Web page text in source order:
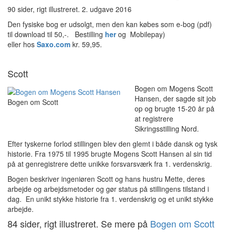
90 sider, rigt illustreret. 2. udgave 2016
Den fysiske bog er udsolgt, men den kan købes som e-bog (pdf)
til download til 50,-. Bestilling herog Mobilepay)
eller hos Saxo.com kr. 59,95.
Scott
Bogen om Scott
Bogen om Mogens Scott
Hansen, der sagde sit job
op og brugte 15-20 år på
at registrere
Sikringsstilling Nord.
Efter tyskerne forlod stillingen blev den glemt i både dansk og tysk
historie. Fra 1975 til 1995 brugte Mogens Scott Hansen al sin tid
på at genregistrere dette unikke forsvarsværk fra 1. verdenskrig.
Bogen beskriver ingeniøren Scott og hans hustru Mette, deres
arbejde og arbejdsmetoder og gør status på stillingens tilstand i
dag. En unikt stykke historie fra 1. verdenskrig og et unikt stykke
arbejde.
84 sider, rigt illustreret. Se mere på Bogen om Scott